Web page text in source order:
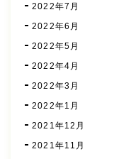
2022年7月
2022年6月
2022年5月
2022年4月
2022年3月
2022年1月
2021年12月
2021年11月